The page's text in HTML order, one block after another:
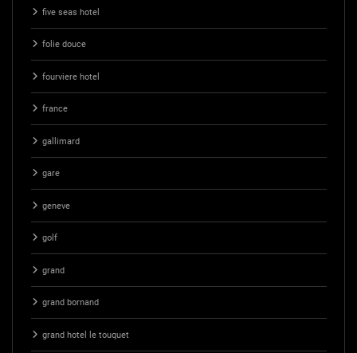
five seas hotel
folie douce
fourviere hotel
france
gallimard
gare
geneve
golf
grand
grand bornand
grand hotel le touquet